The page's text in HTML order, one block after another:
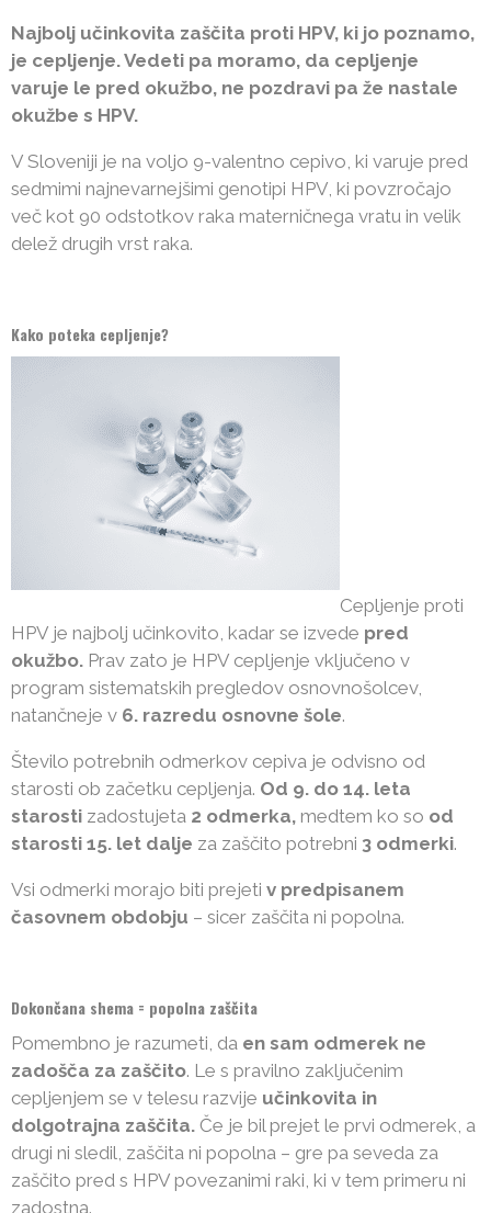
Najbolj učinkovita zaščita proti HPV, ki jo poznamo,
je cepljenje. Vedeti pa moramo, da cepljenje
varuje le pred okužbo, ne pozdravi pa že nastale
okužbe s HPV.
V Sloveniji je na voljo 9-valentno cepivo, ki varuje pred
sedmimi najnevarnejšimi genotipi HPV, ki povzročajo
več kot 90 odstotkov raka materničnega vratu in velik
delež drugih vrst raka.
Kako poteka cepljenje?
Cepljenje proti
HPV je najbolj učinkovito, kadar se izvede pred
okužbo. Prav zato je HPV cepljenje vključeno v
program sistematskih pregledov osnovnošolcev,
natančneje v 6. razredu osnovne šole.
Število potrebnih odmerkov cepiva je odvisno od
starosti ob začetku cepljenja. Od 9. do 14. leta
starosti zadostujeta 2 odmerka, medtem ko so od
starosti 15. let dalje za zaščito potrebni 3 odmerki.
Vsi odmerki morajo biti prejeti v predpisanem
časovnem obdobju – sicer zaščita ni popolna.
Dokončana shema = popolna zaščita
Pomembno je razumeti, da en sam odmerek ne
zadošča za zaščito. Le s pravilno zaključenim
cepljenjem se v telesu razvije učinkovita in
dolgotrajna zaščita. Če je bil prejet le prvi odmerek, a
drugi ni sledil, zaščita ni popolna – gre pa seveda za
zaščito pred s HPV povezanimi raki, ki v tem primeru ni
zadostna.